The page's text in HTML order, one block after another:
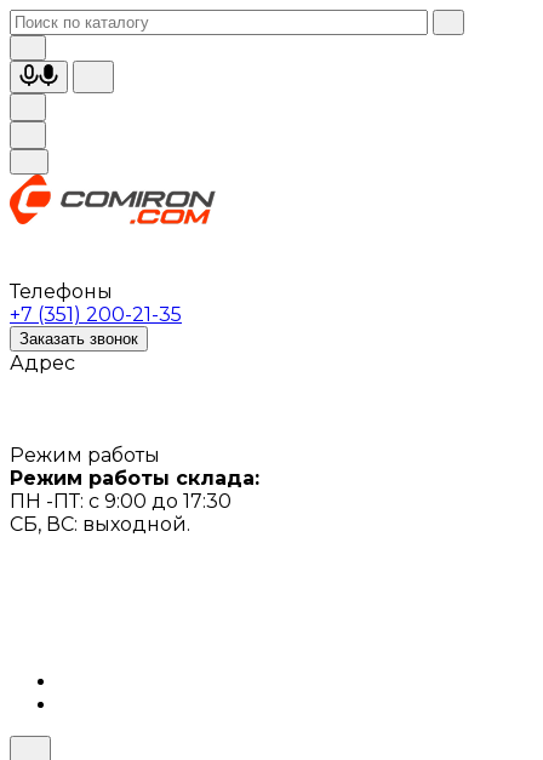
Телефоны
+7 (351) 200-21-35
Заказать звонок
Адрес
Режим работы
Режим работы склада:
ПН -ПТ: с 9:00 до 17:30
СБ, ВС: выходной.